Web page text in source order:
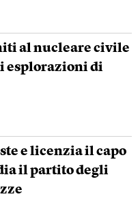
al nucleare civile
esplorazioni di
e licenzia il capo
il partito degli